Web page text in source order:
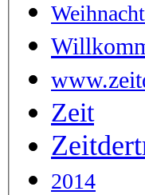
Zeit
2014